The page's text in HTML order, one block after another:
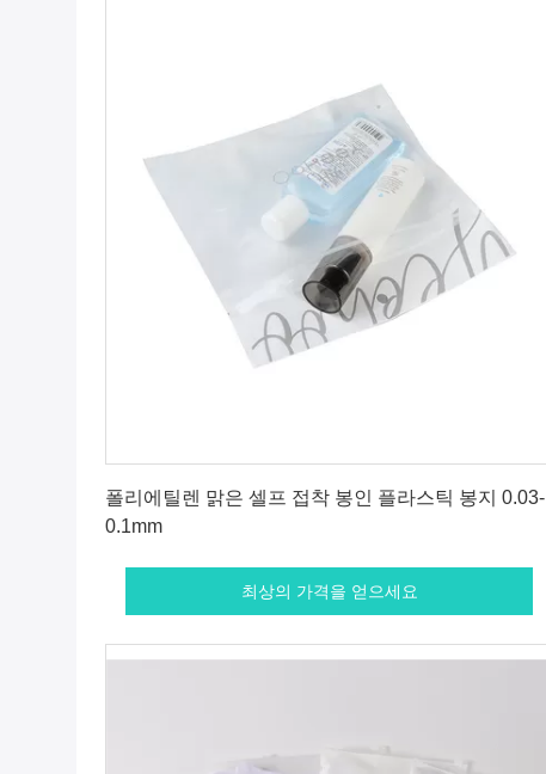
폴리에틸렌 맑은 셀프 접착 봉인 플라스틱 봉지 0.03-
0.1mm
최상의 가격을 얻으세요